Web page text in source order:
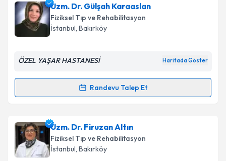
Doç. Dr. Demet Tekdöş Demircioğlu
takvimi talebi oluşturun. Size bu uzmandan randevu
almanız için bir takvim hazırlandığında e-posta ile
bilgilendireceğiz.
kapsamda işlenmesini kabul ediyorum.
Uzm. Dr. Gülşah Karaaslan
Fiziksel Tıp ve Rehabilitasyon
İstanbul, Bakırköy
ÖZEL YAŞAR HASTANESİ Haritada Göster
Randevu Talep Et
Randevu Takvimi Talebi
Uzm. Dr. Gülşah Karaaslaniçin randevu takvimi
talebi oluşturun. Size bu uzmandan randevu almanız
için bir takvim hazırlandığında e-posta ile
bilgilendireceğiz.
Uzm. Dr. Firuzan Altın
Fiziksel Tıp ve Rehabilitasyon
İstanbul, Bakırköy